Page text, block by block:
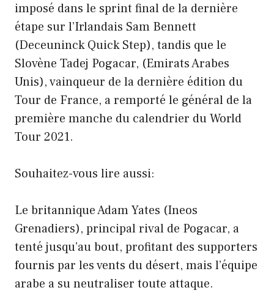
imposé dans le sprint final de la dernière
étape sur l’Irlandais Sam Bennett
(Deceuninck Quick Step), tandis que le
Slovène Tadej Pogacar, (Emirats Arabes
Unis), vainqueur de la dernière édition du
Tour de France, a remporté le général de la
première manche du calendrier du World
Tour 2021.
Souhaitez-vous lire aussi:
Le britannique Adam Yates (Ineos
Grenadiers), principal rival de Pogacar, a
tenté jusqu’au bout, profitant des supporters
fournis par les vents du désert, mais l’équipe
arabe a su neutraliser toute attaque.